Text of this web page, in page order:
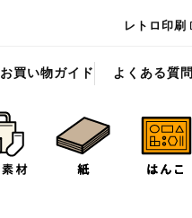
レトロ印刷
お買い物ガイド よくある質問